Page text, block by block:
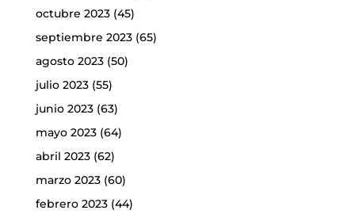
octubre 2023(45)
septiembre 2023(65)
agosto 2023(50)
julio 2023(55)
junio 2023(63)
mayo 2023(64)
abril 2023(62)
marzo 2023(60)
febrero 2023(44)